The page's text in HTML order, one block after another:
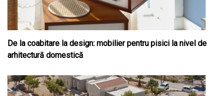
De la coabitare la design: mobilier pentru pisici la nivel de
arhitectură domestică